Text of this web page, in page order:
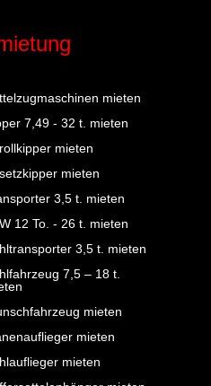
mieten
7,49 - 32 t. mieten
mieten
mieten
3,5 t. mieten
12 To. - 26 t. mieten
3,5 t. mieten
7,5 – 18 t.
mieten
mieten
mieten